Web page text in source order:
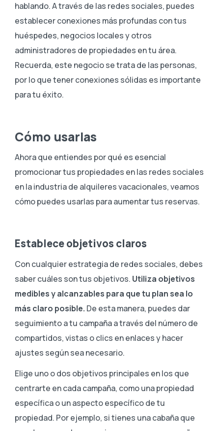
hablando. A través de las redes sociales, puedes
establecer conexiones más profundas con tus
huéspedes, negocios locales y otros
administradores de propiedades en tu área.
Recuerda, este negocio se trata de las personas,
por lo que tener conexiones sólidas es importante
para tu éxito.
Cómo usarlas
Ahora que entiendes por qué es esencial
promocionar tus propiedades en las redes sociales
en la industria de alquileres vacacionales, veamos
cómo puedes usarlas para aumentar tus reservas.
Establece objetivos claros
Con cualquier estrategia de redes sociales, debes
saber cuáles son tus objetivos. Utiliza objetivos
medibles y alcanzables para que tu plan sea lo
más claro posible. De esta manera, puedes dar
seguimiento a tu campaña a través del número de
compartidos, vistas o clics en enlaces y hacer
ajustes según sea necesario.
Elige uno o dos objetivos principales en los que
centrarte en cada campaña, como una propiedad
específica o un aspecto específico de tu
propiedad. Por ejemplo, si tienes una cabaña que